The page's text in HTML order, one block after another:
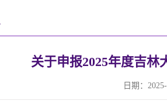
关于申报2025年度吉林
日期：